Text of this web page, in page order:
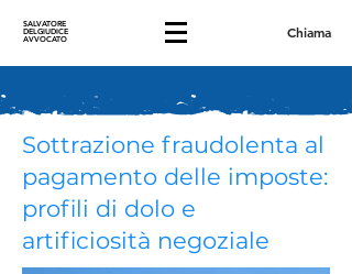
SALVATORE
DELGIUDICE
AVVOCATO Chiama
Sottrazione fraudolenta al
pagamento delle imposte:
profili di dolo e
artificiosità negoziale